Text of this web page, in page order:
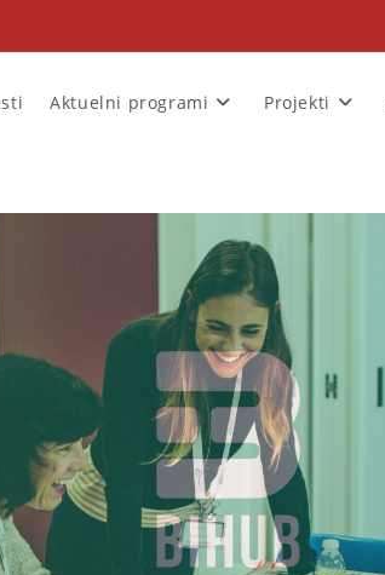
Aktuelni programi Projekti